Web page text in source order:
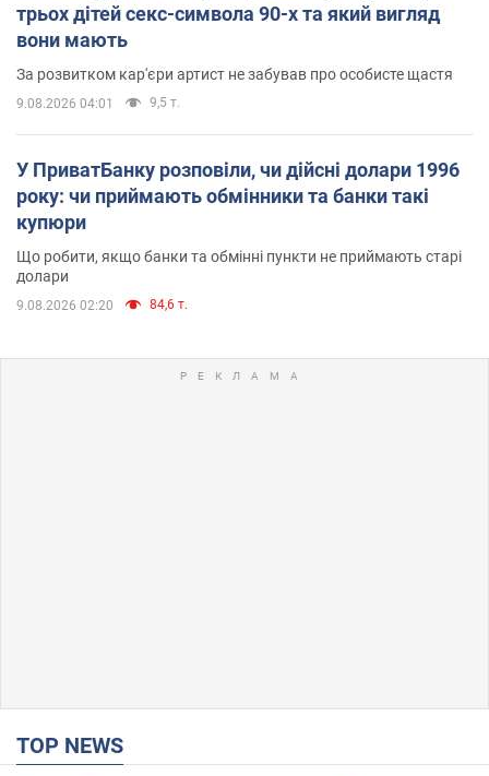
трьох дітей секс-символа 90-х та який вигляд
вони мають
За розвитком кар'єри артист не забував про особисте щастя
9.08.2026 04:01 9,5 т.
У ПриватБанку розповіли, чи дійсні долари 1996
року: чи приймають обмінники та банки такі
купюри
Що робити, якщо банки та обмінні пункти не приймають старі
долари
9.08.2026 02:20 84,6 т.
TOP NEWS